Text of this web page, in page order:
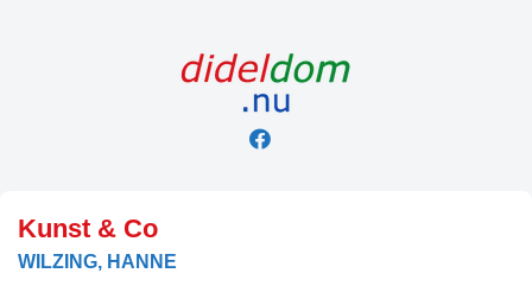
Kunst & Co
WILZING, HANNE